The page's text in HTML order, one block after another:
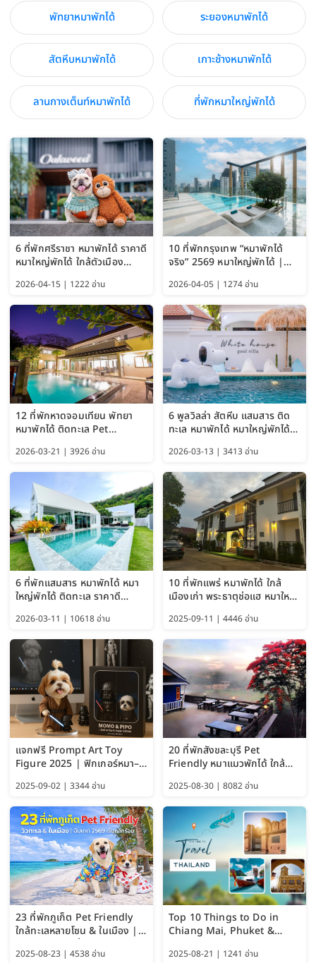
พัทยาหมาพักได้ ระยองหมาพักได้
สัตหีบหมาพักได้ เกาะช้างหมาพักได้
ลานกางเต็นท์หมาพักได้ ที่พักหมาใหญ่พักได้
6 ที่พักศรีราชา หมาพักได้ ราคาดี
หมาใหญ่พักได้ ใกล้ตัวเมือง
2026-04-15 | 1222 อ่าน
10 ที่พักกรุงเทพ “หมาพักได้
จริง” 2569 หมาใหญ่พักได้ |
Bangkok อัปเดตล่าสุด
2026-04-05 | 1274 อ่าน
12 ที่พักหาดจอมเทียน พัทยา
หมาพักได้ ติดทะเล Pet
พักได้ อัปเดต 2569
2026-03-21 | 3926 อ่าน
6 พูลวิลล่า สัตหีบ แสมสาร ติด
ทะเล หมาพักได้ หมาใหญ่พักได้
2026-03-13 | 3413 อ่าน
6 ที่พักแสมสาร หมาพักได้ หมา
ใหญ่พักได้ ติดทะเล ราคาดี
2026-03-11 | 10618 อ่าน
10 ที่พักแพร่ หมาพักได้ ใกล้
เมืองเก่า พระธาตุช่อแฮ หมาใหญ่
2025-09-11 | 4446 อ่าน
แจกฟรี Prompt Art Toy
Figure 2025 | ฟิกเกอร์หมา–
แมว–คนด้วย Google AI,
ChatGPT และ Gemini
2025-09-02 | 3344 อ่าน
20 ที่พักสังขละบุรี Pet
Friendly หมาแมวพักได้ ใกล้
2025-08-30 | 8082 อ่าน
23 ที่พักภูเก็ต Pet Friendly
ใกล้ทะเลหลายโซน & ในเมือง |
2025-08-23 | 4538 อ่าน
Top 10 Things to Do in
Chiang Mai, Phuket &
Guide 2025)
2025-08-21 | 1241 อ่าน